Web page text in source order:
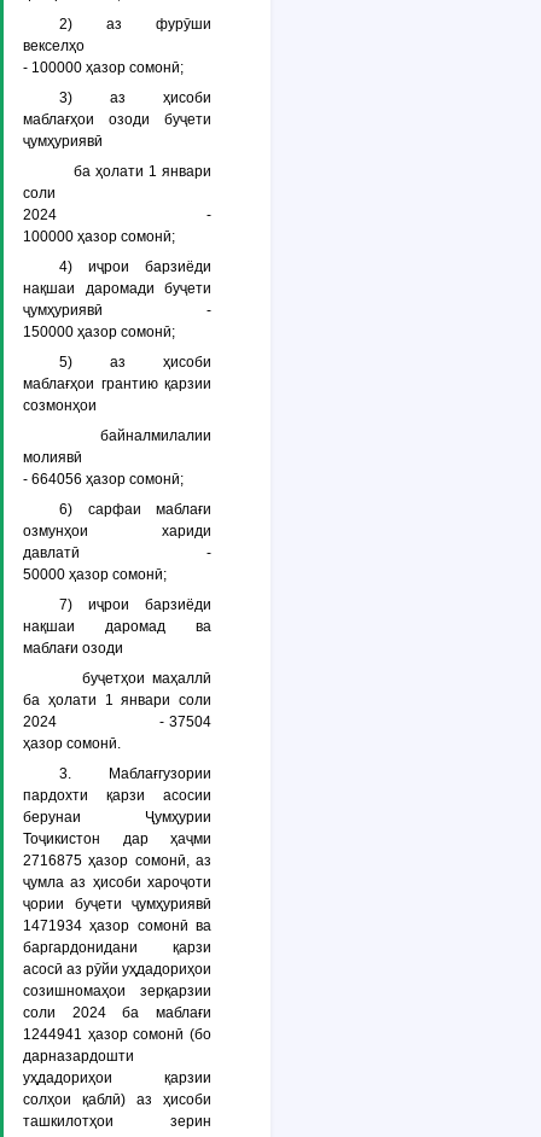
2) аз фурӯши
векселҳо
- 100000 ҳазор сомонӣ;
3) аз ҳисоби
маблағҳои озоди буҷети
ҷумҳуриявӣ
ба ҳолати 1 январи
соли
2024 -
100000 ҳазор сомонӣ;
4) иҷрои барзиёди
нақшаи даромади буҷети
ҷумҳуриявӣ -
150000 ҳазор сомонӣ;
5) аз ҳисоби
маблағҳои грантию қарзии
созмонҳои
байналмилалии
молиявӣ
- 664056 ҳазор сомонӣ;
6) сарфаи маблағи
озмунҳои хариди
давлатӣ -
50000 ҳазор сомонӣ;
7) иҷрои барзиёди
нақшаи даромад ва
маблағи озоди
буҷетҳои маҳаллӣ
ба ҳолати 1 январи соли
2024 - 37504
ҳазор сомонӣ.
3. Маблағгузории
пардохти қарзи асосии
берунаи Ҷумҳурии
Тоҷикистон дар ҳаҷми
2716875 ҳазор сомонӣ, аз
ҷумла аз ҳисоби хароҷоти
ҷории буҷети ҷумҳуриявӣ
1471934 ҳазор сомонӣ ва
баргардонидани қарзи
асосӣ аз рӯйи уҳдадориҳои
созишномаҳои зерқарзии
соли 2024 ба маблағи
1244941 ҳазор сомонӣ (бо
дарназардошти
уҳдадориҳои қарзии
солҳои қаблӣ) аз ҳисоби
ташкилотҳои зерин